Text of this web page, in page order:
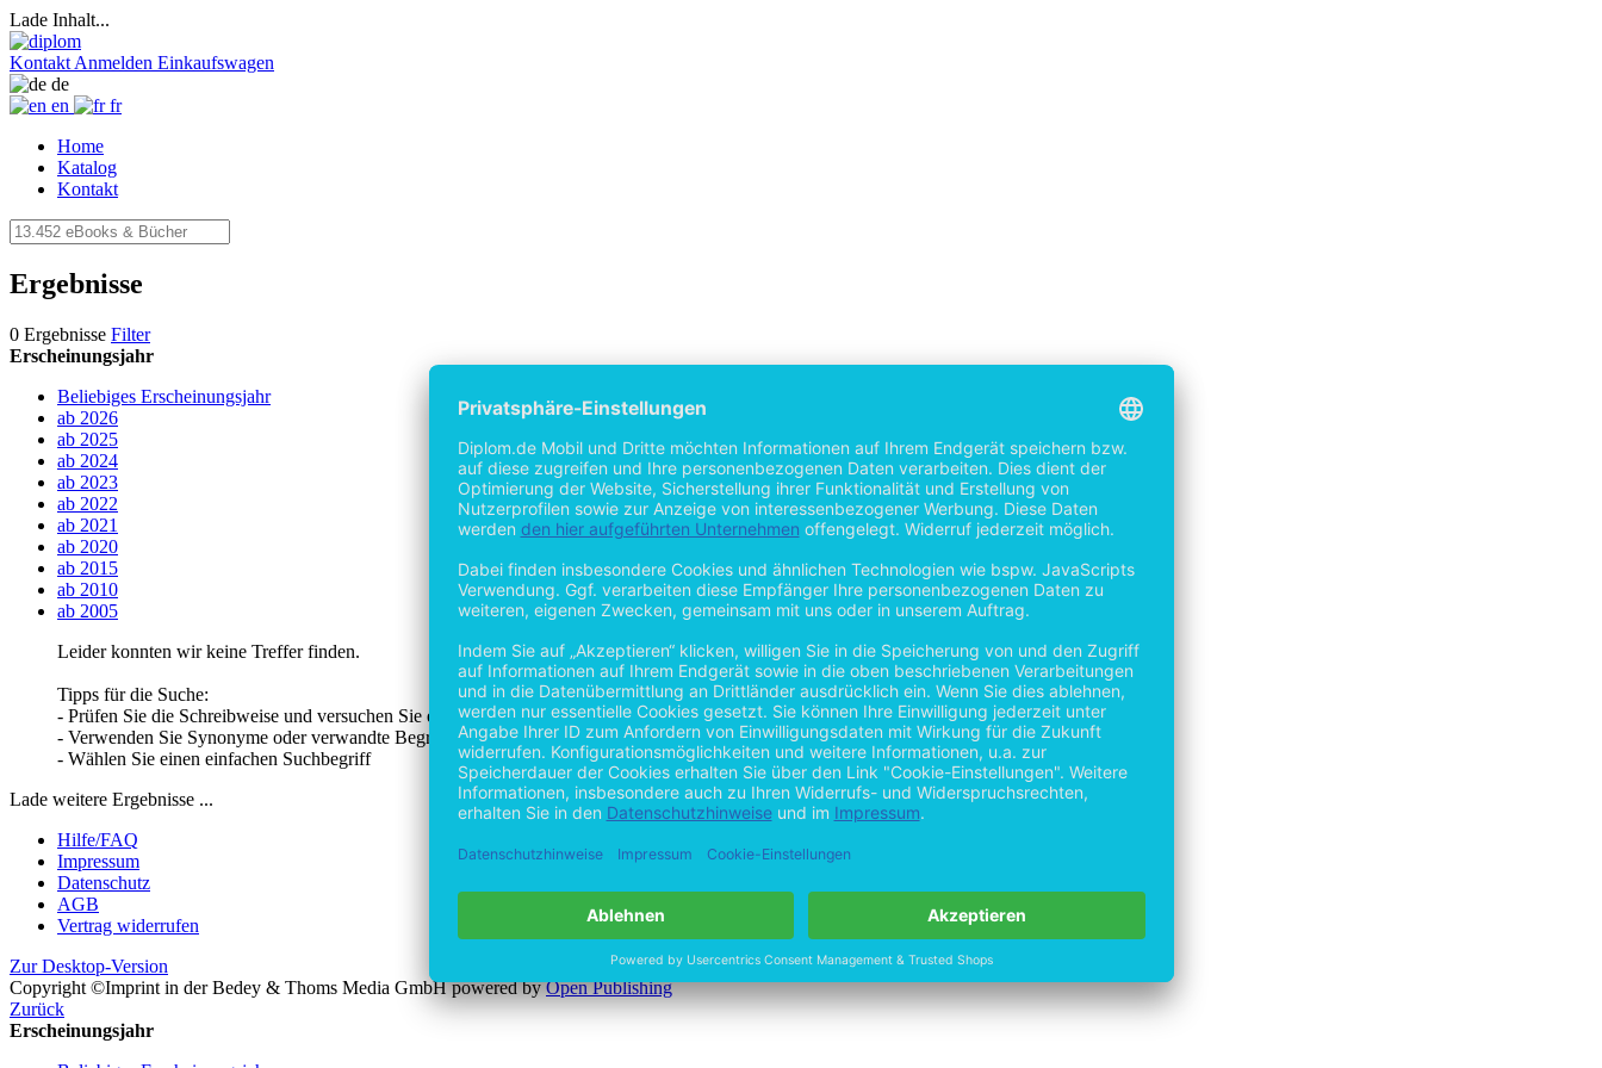
Lade Inhalt...
Kontakt Anmelden Einkaufswagen
de
en
fr
Home
Katalog
Kontakt
Ergebnisse
0 Ergebnisse Filter
Erscheinungsjahr
Beliebiges Erscheinungsjahr
ab 2026
ab 2025
ab 2024
ab 2023
ab 2022
ab 2021
ab 2020
ab 2015
ab 2010
ab 2005
Leider konnten wir keine Treffer finden.
Tipps für die Suche:
- Prüfen Sie die Schreibweise und versuchen Sie es erneut
- Verwenden Sie Synonyme oder verwandte Begriffe
- Wählen Sie einen einfachen Suchbegriff
Lade weitere Ergebnisse ...
Hilfe/FAQ
Impressum
Datenschutz
AGB
Vertrag widerrufen
Zur Desktop-Version
Copyright ©Imprint in der Bedey & Thoms Media GmbH powered byOpen Publishing
Zurück
Erscheinungsjahr